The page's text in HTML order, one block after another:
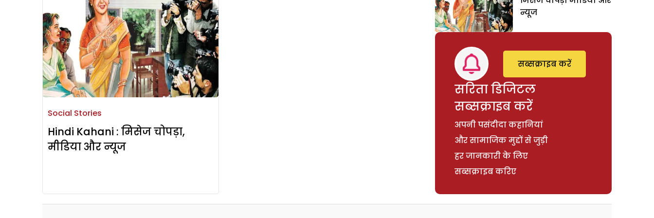
Social Stories
Hindi Kahani : मिसेज चोपड़ा,
मीडिया और न्यूज
न्यूज
सरिता डिजिटल
सब्सक्राइब करें
अपनी पसंदीदा कहानियां
और सामाजिक मुद्दों से जुड़ी
हर जानकारी के लिए
सब्सक्राइब करिए
सब्सक्राइब करें